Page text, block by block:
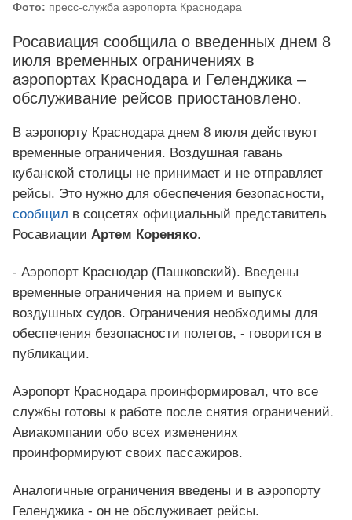
Фото: пресс-служба аэропорта Краснодара
Росавиация сообщила о введенных днем 8
июля временных ограничениях в
аэропортах Краснодара и Геленджика –
обслуживание рейсов приостановлено.
В аэропорту Краснодара днем 8 июля действуют
временные ограничения. Воздушная гавань
кубанской столицы не принимает и не отправляет
рейсы. Это нужно для обеспечения безопасности,
сообщил в соцсетях официальный представитель
Росавиации Артем Кореняко.
- Аэропорт Краснодар (Пашковский). Введены
временные ограничения на прием и выпуск
воздушных судов. Ограничения необходимы для
обеспечения безопасности полетов, - говорится в
публикации.
Аэропорт Краснодара проинформировал, что все
службы готовы к работе после снятия ограничений.
Авиакомпании обо всех изменениях
проинформируют своих пассажиров.
Аналогичные ограничения введены и в аэропорту
Геленджика - он не обслуживает рейсы.